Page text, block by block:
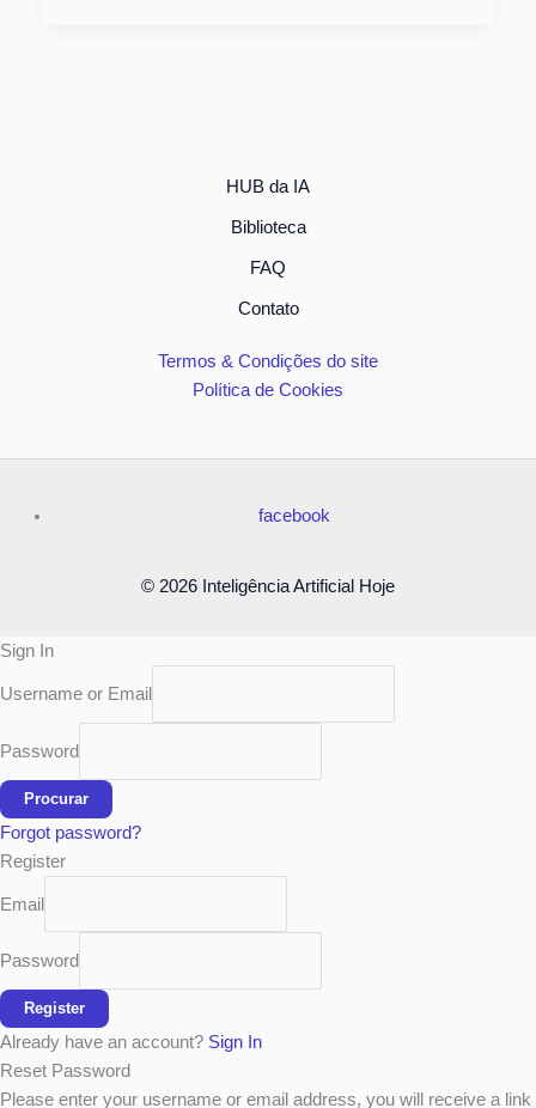
HUB da IA
Biblioteca
FAQ
Contato
Termos & Condições do site
Política de Cookies
facebook
© 2026 Inteligência Artificial Hoje
Sign In
Username or Email
Password
Procurar
Forgot password?
Register
Email
Password
Register
Already have an account? Sign In
Reset Password
Please enter your username or email address, you will receive a link